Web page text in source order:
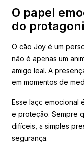
O papel
do
O cão Joy é um
não é apenas um
amigo leal. A
em momentos de
Esse laço emocional
e proteção. Sempre
difíceis, a simples
segurança.